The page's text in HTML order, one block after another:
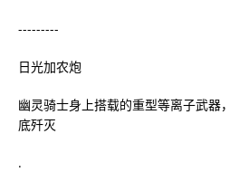
---------
日光加农炮
幽灵骑士身上搭载的重型等离子武器
底歼灭
.